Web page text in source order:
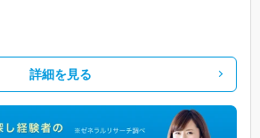
詳細を見る